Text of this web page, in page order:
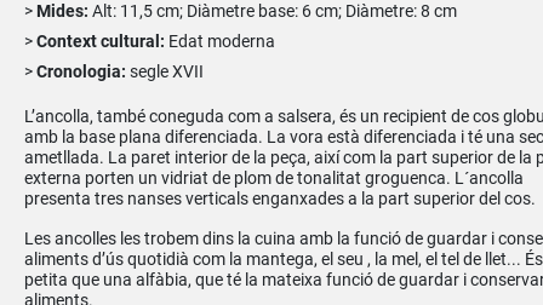
Mides: Alt: 11,5 cm; Diàmetre base: 6 cm; Diàmetre: 8 cm
Context cultural: Edat moderna
Cronologia: segle XVII
L’ancolla, també coneguda com a salsera, és un recipient de cos
amb la base plana diferenciada. La vora està diferenciada i té una
ametllada. La paret interior de la peça, així com la part superior de la
externa porten un vidriat de plom de tonalitat groguenca. L´ancolla
presenta tres nanses verticals enganxades a la part superior del cos.
Les ancolles les trobem dins la cuina amb la funció de guardar i
aliments d’ús quotidià com la mantega, el seu , la mel, el tel de llet...
petita que una alfàbia, que té la mateixa funció de guardar i